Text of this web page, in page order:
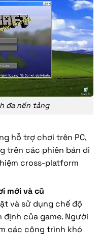
đa nền tảng
hỗ trợ chơi trên PC,
trên các phiên bản di
cross-platform
mới và cũ
và sử dụng chế độ
của game. Người
các công trình khó